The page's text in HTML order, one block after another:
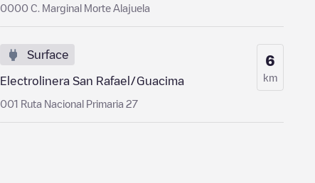
0000 C. Marginal Morte Alajuela
Surface
Electrolinera San Rafael/Guacima
001 Ruta Nacional Primaria 27
6
km